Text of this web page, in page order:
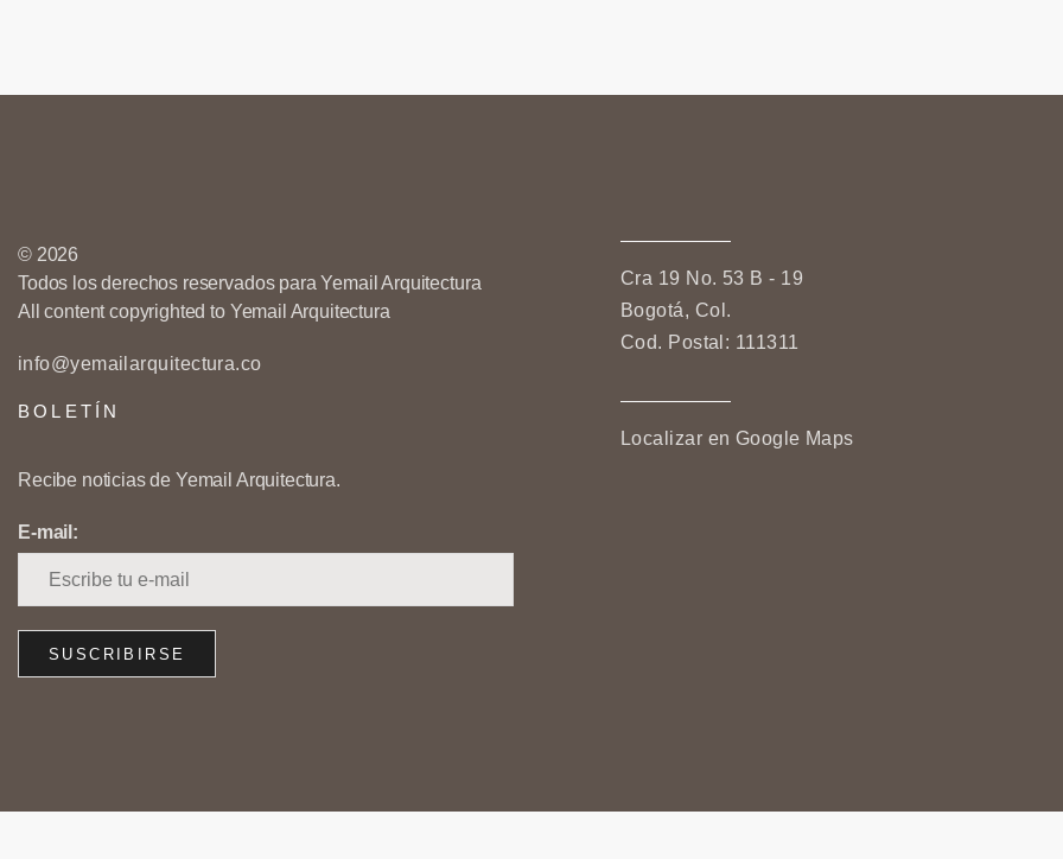
© 2026
Todos los derechos reservados para Yemail Arquitectura
All content copyrighted to Yemail Arquitectura
info@yemailarquitectura.co
BOLETÍN
Recibe noticias de Yemail Arquitectura.
E-mail:
Cra 19 No. 53 B - 19
Bogotá, Col.
Cod. Postal: 111311
Localizar en Google Maps